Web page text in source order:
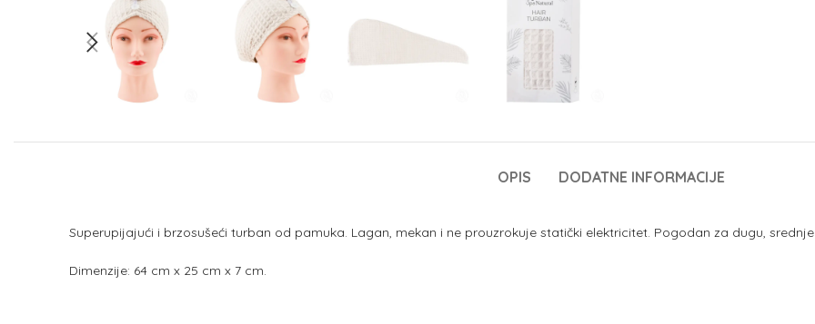
OPIS DODATNE INFORMACIJE
Superupijajući i brzosušeći turban od pamuka. Lagan, mekan i ne prouzrokuje statički elektricitet. Pogodan za dugu,
Dimenzije: 64 cm x 25 cm x 7 cm.